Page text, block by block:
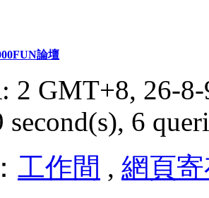
論壇
2 GMT+8, 26-
second(s), 6
工作間 , 網頁